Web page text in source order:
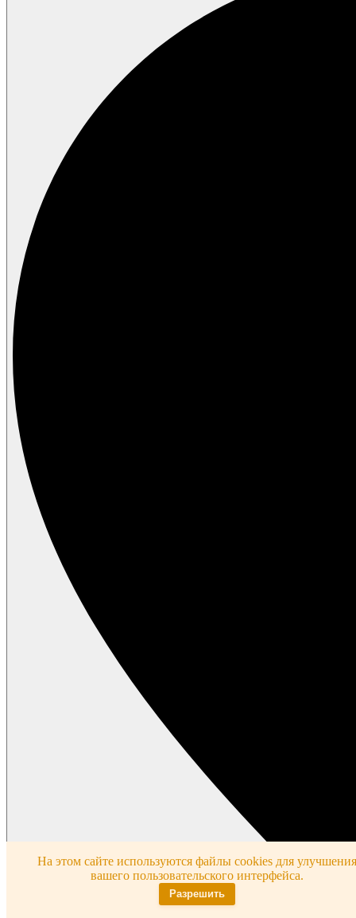
На этом сайте используются файлы cookies для улучшения
вашего пользовательского интерфейса.
Разрешить